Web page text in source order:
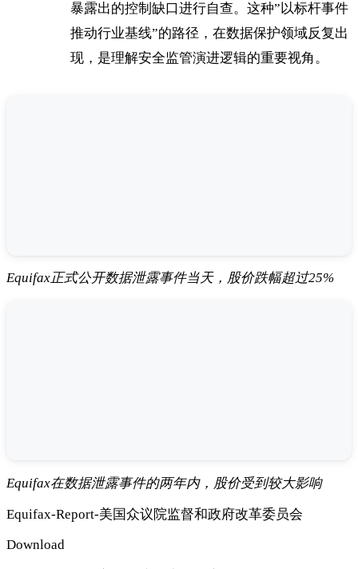
暴露出的控制缺口进行自查。这种”以标杆事件
推动行业基线”的路径，在数据保护领域反复出
现，是理解安全监管演进逻辑的重要视角。
Equifax正式公开数据泄露事件当天，股价跌幅超过25%
Equifax在数据泄露事件的两年内，股价受到较大影响
Equifax-Report-美国众议院监督和政府改革委员会
Download